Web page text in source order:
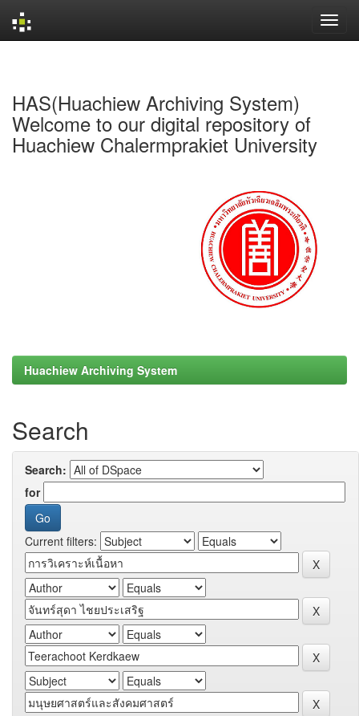
HAS(Huachiew Archiving System)
Welcome to our digital repository of
Huachiew Chalermprakiet University
Huachiew Archiving System
Search
Search:
for
Current filters: